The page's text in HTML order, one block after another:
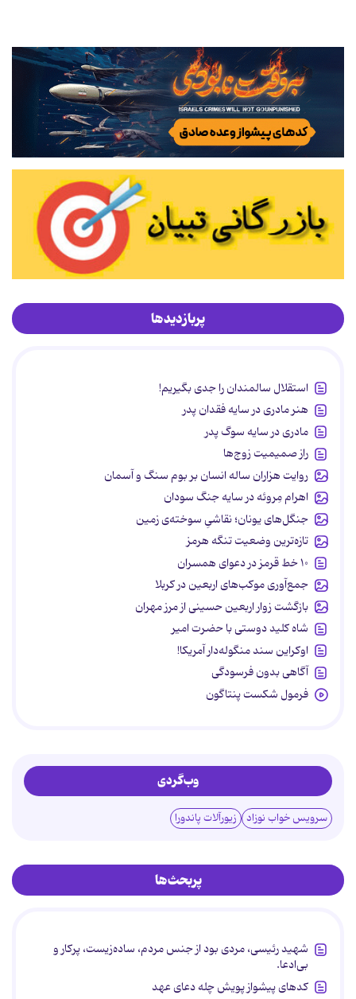
پربازدیدها
استقلال سالمندان را جدی بگیریم!
هنر مادری در سایه‌ فقدان پدر
مادری در سایه سوگ پدر
راز صمیمیت زوج‌ها
روایت هزاران ساله انسان بر بوم سنگ و آسمان
اهرام مِروئه در سایه جنگ سودان
جنگل‌های یونان؛ نقاشیِ سوخته‌ی زمین
تازه‌ترین وضعیت تنگه هرمز
۱۰ خط قرمز در دعوای همسران
جمع‌آوری موکب‌های اربعین در کربلا
بازگشت زوار اربعین حسینی از مرز مهران
شاه کلید دوستی با حضرت امیر
اوکراین سند منگوله‌دار آمریکا!
آگاهی بدون فرسودگی
فرمول شکست پنتاگون
وب‌گردی
سرویس خواب نوزاد زیورآلات پاندورا
پربحث‌ها
شهید رئیسی، مردی بود از جنس مردم، ساده‌زیست، پرکار و
بی‌ادعا.
کدهای پیشواز پویش چله دعای عهد